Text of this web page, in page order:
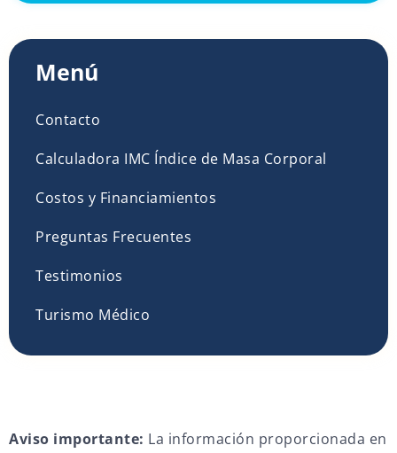
Menú
Contacto
Calculadora IMC Índice de Masa Corporal
Costos y Financiamientos
Preguntas Frecuentes
Testimonios
Turismo Médico
Aviso importante: La información proporcionada en